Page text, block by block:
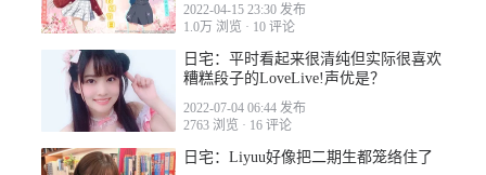
2022-05-11 09:34
2022-04-15 23:30 发布
1.0万 浏览 · 10 评论
日宅：平时看起来很清纯但实际很喜欢
糟糕段子的LoveLive!声优是？
2022-07-04 06:44 发布
2763 浏览 · 16 评论
日宅：Liyuu好像把二期生都笼络住了